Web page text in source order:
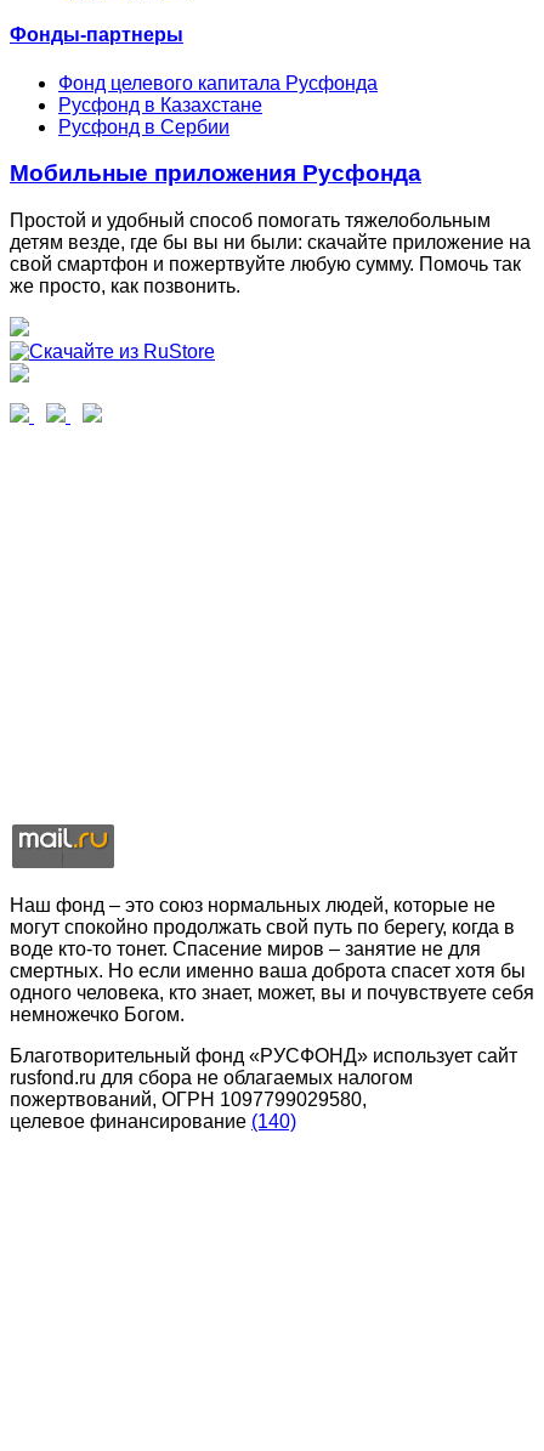
Фонды-партнеры
Фонд целевого капитала Русфонда
Русфонд в Казахстане
Русфонд в Сербии
Мобильные приложения Русфонда
Простой и удобный способ помогать тяжелобольным
детям везде, где бы вы ни были: скачайте приложение на
свой смартфон и пожертвуйте любую сумму. Помочь так
же просто, как позвонить.
Наш фонд – это союз нормальных людей, которые не
могут спокойно продолжать свой путь по берегу, когда в
воде кто-то тонет. Спасение миров – занятие не для
смертных. Но если именно ваша доброта спасет хотя бы
одного человека, кто знает, может, вы и почувствуете себя
немножечко Богом.
Благотворительный фонд «РУСФОНД» использует сайт
rusfond.ru для сбора не облагаемых налогом
пожертвований, ОГРН 1097799029580,
целевое финансирование (140)